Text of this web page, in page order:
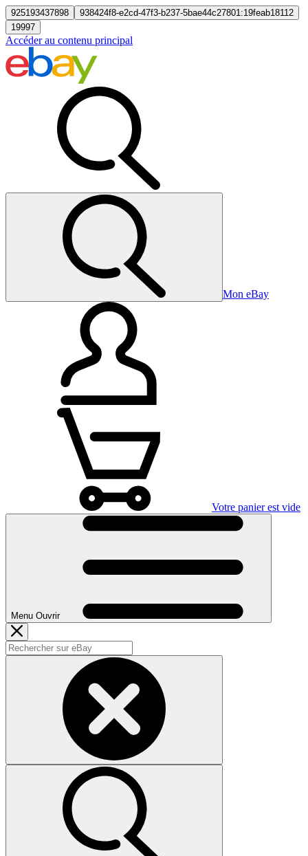
925193437898
938424f8-e2cd-47f3-b237-5bae44c27801:19feab18112
19997
Accéder au contenu principal
Mon eBay
Votre panier est vide
Menu Ouvrir